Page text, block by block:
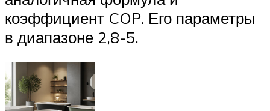
коэффициент COP. Его параметры
в диапазоне 2,8-5.